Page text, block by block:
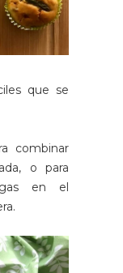
que se
combinar
o para
en el